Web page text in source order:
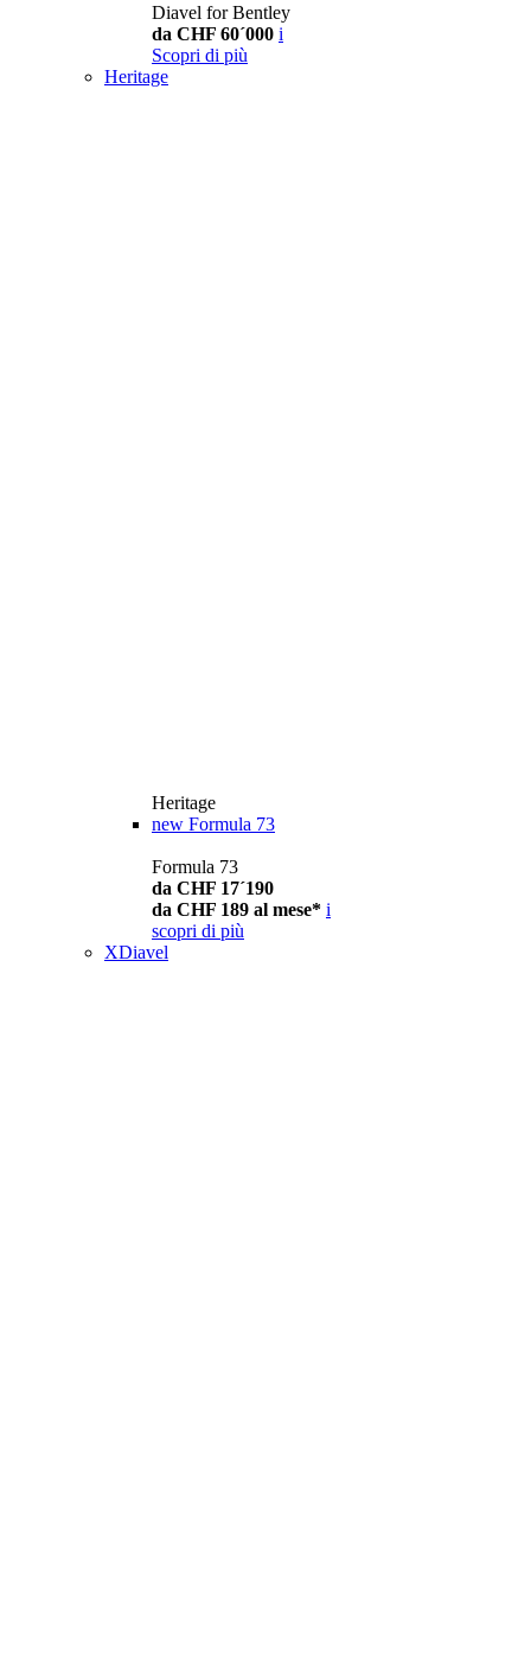
Diavel for Bentley
da CHF 60´000 i
Scopri di più
Heritage
Heritage
new Formula 73
Formula 73
da CHF 17´190
da CHF 189 al mese* i
scopri di più
XDiavel